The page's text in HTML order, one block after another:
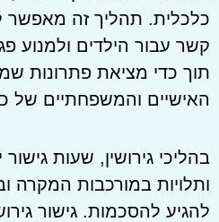
כלכלית. תהליך זה מאפשר
קשר עבור הילדים ולמנוע
תוך כדי מציאת פתרונות
האישיים והמשפחתיים של
בהליכי גירושין, שעות
ותלויות במורכבות המקרה
להגיע להסכמות. גישור